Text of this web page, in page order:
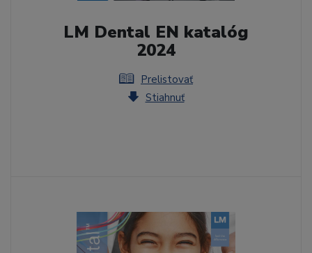
LM Dental EN katalóg
2024
Prelistovať
Stiahnuť